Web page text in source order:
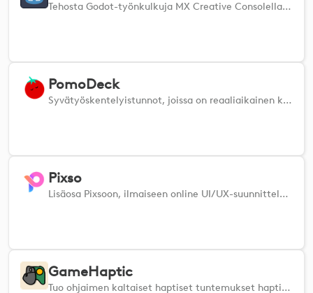
Tehosta Godot-työnkulkuja MX Creative Consolella: käynnistä toimintoja, säädä solmuja ja luo nopeammin.
PomoDeck
Syvätyöskentelyistunnot, joissa on reaaliaikainen keskittymisasteen mittaus, häiriöiden estäminen, tehtävien seuranta ja tuntoaistia stimuloivat impulssit, jotka auttavat sinua pysymään keskittymistilassa
Pixso
Lisäosa Pixsoon, ilmaiseen online UI/UX-suunnittelutyökaluun.
GameHaptic
Tuo ohjaimen kaltaiset haptiset tuntemukset haptisella hiirelläsi PC- ja Mac-pelaamiseen. Vaatii GameHaptic-sovelluksen